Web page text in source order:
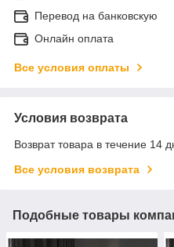
Перевод на банковскую
Онлайн оплата
Все условия оплаты
Условия возврата
Возврат товара в течение 14
Все условия возврата
Подобные товары